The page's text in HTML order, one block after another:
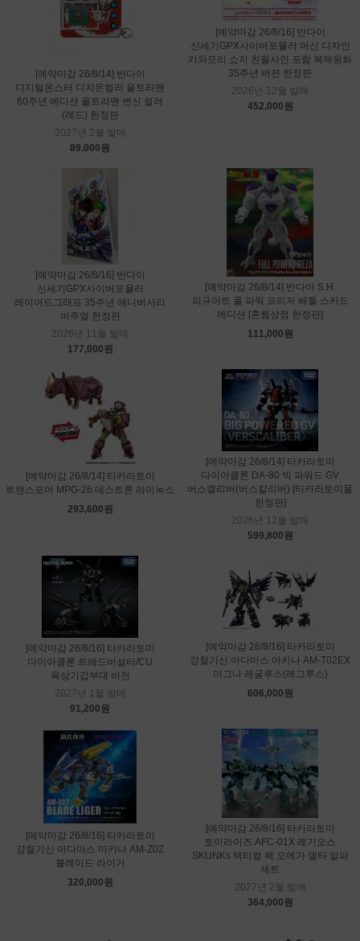
[예약마감 26/8/14] 반다이
디지털몬스터 디지몬컬러 울트라맨
60주년 에디션 울트라맨 변신 컬러
(레드) 한정판
2027년 2월 발매
89,000원
[예약마감 26/8/16] 반다이
신세기GPX사이버포뮬러 머신 디자인
카와모리 쇼지 친필사인 포함 복제원화
35주년 버전 한정판
2026년 12월 발매
452,000원
[예약마감 26/8/16] 반다이
신세기GPX사이버포뮬러
레이어드그래프 35주년 애니버서리
비주얼 한정판
2026년 11월 발매
177,000원
[예약마감 26/8/14] 반다이 S.H.
피규아트 풀 파워 프리저 배틀 스카드
에디션 [혼웹상점 한정판]
111,000원
[예약마감 26/8/14] 타카라토미
트랜스포머 MPG-26 데스트론 라이녹스
293,600원
[예약마감 26/8/14] 타카라토미
다이아클론 DA-80 빅 파워드 GV
버스캘리버(버스칼리버) [타카라토미몰
한정판]
2026년 12월 발매
599,800원
[예약마감 26/8/16] 타카라토미
다이아클론 트레드버설터/CU
육상기갑부대 버전
2027년 1월 발매
91,200원
[예약마감 26/8/16] 타카라토미
강철기신 아다마스 마키나 AM-T02EX
마그나 레굴루스(레그루스)
606,000원
[예약마감 26/8/16] 타카라토미
강철기신 아다마스 마키나 AM-Z02
블레이드 라이거
320,000원
[예약마감 26/8/16] 타카라토미
토이라이즈 AFC-01X 레기오스
SKUNKs 택티컬 팩 오메가 델타 알파
세트
2027년 2월 발매
364,000원